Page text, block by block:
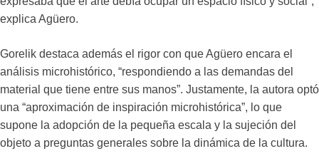
explica Agüero.
Gorelik destaca además el rigor con que Agüero encara el
análisis microhistórico, “respondiendo a las demandas del
material que tiene entre sus manos”. Justamente, la autora optó
una “aproximación de inspiración microhistórica”, lo que
supone la adopción de la pequeña escala y la sujeción del
objeto a preguntas generales sobre la dinámica de la cultura.